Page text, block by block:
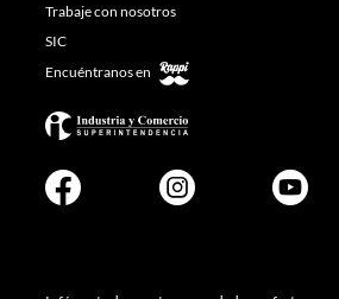
Trabaje con nosotros
SIC
Encuéntranos en